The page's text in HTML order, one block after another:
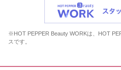
※HOT PEPPER Beauty WORKは、HOT
スです。